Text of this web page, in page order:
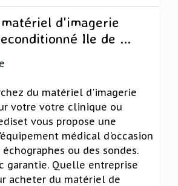
d'imagerie
Ile de ...
du matériel d'imagerie
votre votre clinique ou
vous propose une
médical d'occasion
ou des sondes.
garantie. Quelle entreprise
acheter du matériel de